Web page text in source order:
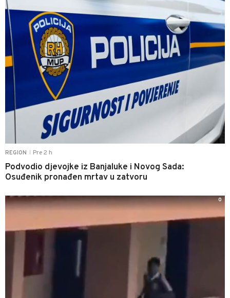
REGION Pre 2 h
Podvodio djevojke iz Banjaluke i Novog Sada:
Osuđenik pronađen mrtav u zatvoru
0